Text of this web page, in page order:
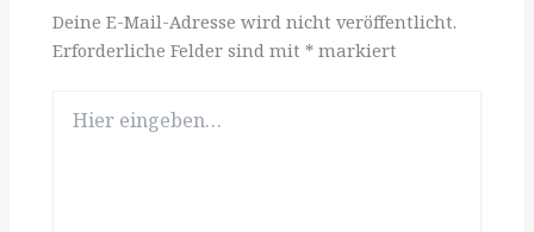
Deine E-Mail-Adresse wird nicht veröffentlicht.
Erforderliche Felder sind mit * markiert
eingeben…